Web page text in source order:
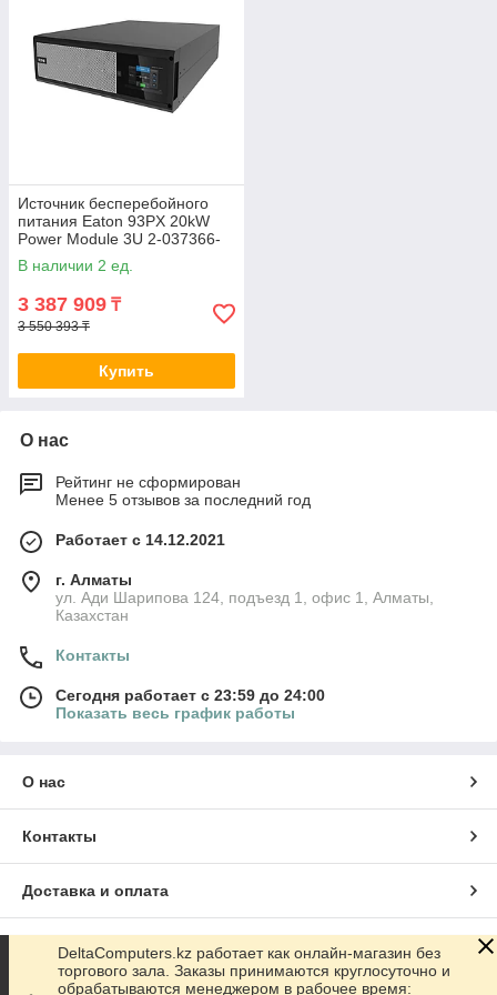
При выборе трехфазных ИБП от DeltaComputers.kz вы
получаете:
Качественные продукты: Мы предлагаем только
проверенные бренды и гарантируем высокое качество
Полное удовлетворение: Мы стремимся обеспечить
полное удовлетворение каждого клиента,
предоставляя надежные решения для электропитания.
Посетите наш сайт по ссылке
выберите трехфазные ИБП для обеспечения
бизнесе!
Источник бесперебойного
питания Eaton 93PX 20kW
Power Module 3U 2-037366-
TOP 93PX20KIPM
В наличии 2 ед.
3 387 909 ₸
3 550 393 ₸
Купить
О нас
Рейтинг не сформирован
Менее 5 отзывов за последний год
Работает с 14.12.2021
г. Алматы
ул. Ади Шарипова 124, подъезд 1, офис 1, Алматы,
Казахстан
Контакты
Сегодня работает с 23:59 до 24:00
Показать весь график работы
О нас
Контакты
Доставка и оплата
График работы
DeltaComputers.kz работает как онлайн-магазин без
торгового зала. Заказы принимаются круглосуточно и
обрабатываются менеджером в рабочее время: